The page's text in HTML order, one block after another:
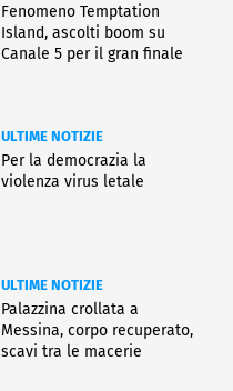
Fenomeno Temptation
Island, ascolti boom su
Canale 5 per il gran finale
ULTIME NOTIZIE
Per la democrazia la
violenza virus letale
ULTIME NOTIZIE
Palazzina crollata a
Messina, corpo recuperato,
scavi tra le macerie